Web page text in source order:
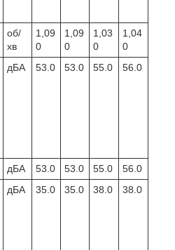
об/
хв
1,09
0
1,09
0
1,03
0
1,04
0
дБА 53.0 53.0 55.0 56.0
дБА 53.0 53.0 55.0
56.0
дБА 35.0 35.0 38.0 38.0